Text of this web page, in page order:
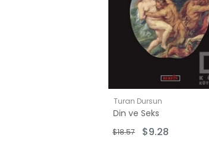
Turan Dursun
Din ve Seks
$9.28
$18.57